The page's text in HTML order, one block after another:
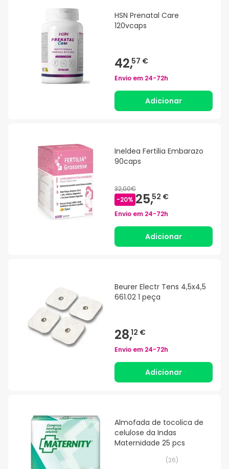
HSN Prenatal Care
120vcaps
42,57 €
Envio em 24-72h
Adicionar
Ineldea Fertilia Embarazo
90caps
32,00€
-20% 25,52 €
Envio em 24-72h
Adicionar
Beurer Electr Tens 4,5x4,5
661.02 1 peça
28,12 €
Envio em 24-72h
Adicionar
Almofada de tocolica de
celulose da Indas
Maternidade 25 pcs
(26)